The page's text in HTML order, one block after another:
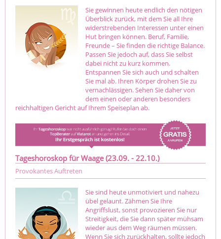
Sie gewinnen heute endlich den nötigen
Überblick zurück, mit dem Sie all Ihre
widerstrebenden Interessen unter einen
Hut bringen können. Beruf, Familie,
Freunde – Sie finden die richtige Balance.
Passen Sie jedoch auf, dass Sie selbst
dabei nicht zu kurz kommen.
Entspannen Sie sich auch und schalten
Sie mal ab. Ihren Körper drohen Sie zu
vernachlässigen. Sehen Sie daher von
dem einen oder anderen besonders
reichhaltigen Gericht auf Ihrem Speiseplan ab.
Tageshoroskop für Waage (23.09. - 22.10.)
Provokantes Auftreten
Sie sind heute unmotiviert und nahezu
übel gelaunt. Zähmen Sie Ihre
Angriffslust, sonst provozieren Sie nur
Streitigkeit, die Sie dann später mühsam
wieder aus dem Weg räumen müssen.
Wenn Sie sich zurückhalten, sollte jedoch